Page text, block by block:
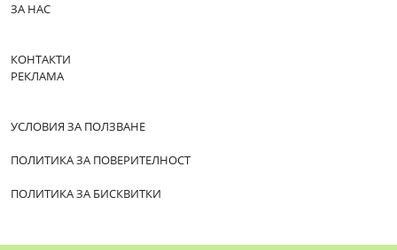
ЗА НАС
КОНТАКТИ
РЕКЛАМА
УСЛОВИЯ ЗА ПОЛЗВАНЕ
ПОЛИТИКА ЗА ПОВЕРИТЕЛНОСТ
ПОЛИТИКА ЗА БИСКВИТКИ